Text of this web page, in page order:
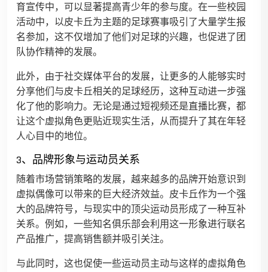
育宣传中，可以显著提高青少年的参与度。在一些校园
活动中，以皮卡丘为主题的足球赛事吸引了大量学生报
名参加，这不仅增加了他们对足球的兴趣，也促进了团
队协作精神的发展。
此外，由于社交媒体平台的发展，让更多的人能够实时
分享他们与皮卡丘相关的足球经历，这种互动进一步强
化了他的影响力。无论是通过短视频还是直播比赛，都
让这个虚拟角色更贴近现实生活，从而提升了其在年轻
人心目中的地位。
3、品牌形象与运动员关系
随着市场营销策略的发展，越来越多的品牌开始意识到
虚拟偶像可以带来的巨大经济效益。皮卡丘作为一个强
大的品牌符号，与现实中的顶尖运动员形成了一种互补
关系。例如，一些知名俱乐部会利用这一形象进行联名
产品推广，提高销售额并吸引关注。
与此同时，这也促使一些运动员主动与这样的虚拟角色